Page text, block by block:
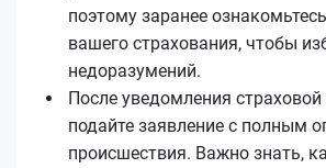
поэтому заранее
вашего страхования, чтобы
недоразумений.
После уведомления
подайте заявление с полным
происшествия. Важно знать,